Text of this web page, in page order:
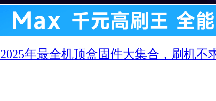
2025年最全机顶盒固件大集合，刷机不